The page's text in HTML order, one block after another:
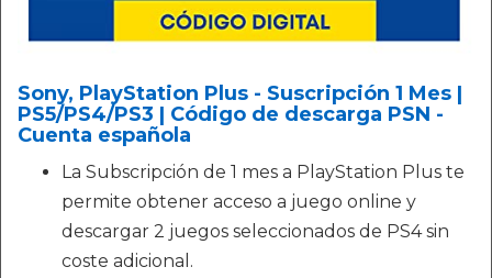
Sony, PlayStation Plus - Suscripción 1 Mes |
PS5/PS4/PS3 | Código de descarga PSN -
Cuenta española
La Subscripción de 1 mes a PlayStation Plus te
permite obtener acceso a juego online y
descargar 2 juegos seleccionados de PS4 sin
coste adicional.